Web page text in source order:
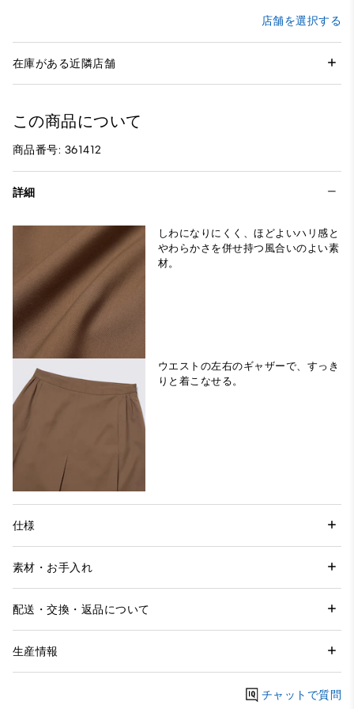
店舗を選択する
在庫がある近隣店舗
この商品について
商品番号: 361412
詳細
しわになりにくく、ほどよいハリ感と
やわらかさを併せ持つ風合いのよい素
材。
ウエストの左右のギャザーで、すっき
りと着こなせる。
仕様
素材・お手入れ
配送・交換・返品について
生産情報
チャットで質問